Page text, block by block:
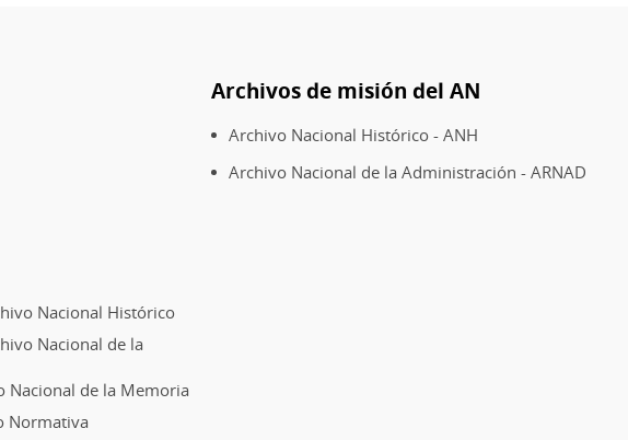
Nacional Histórico
Nacional de la
Nacional de la Memoria
Normativa
Archivos de misión del AN
Archivo Nacional Histórico - ANH
Archivo Nacional de la Administración - ARNAD